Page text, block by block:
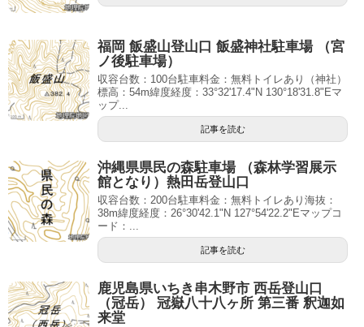
福岡 飯盛山登山口 飯盛神社駐車場 （宮
ノ後駐車場）
収容台数：100台駐車料金：無料トイレあり（神社）
標高：54m緯度経度：33°32'17.4"N 130°18'31.8"Eマ
ップ...
記事を読む
沖縄県県民の森駐車場 （森林学習展示
館となり）熱田岳登山口
収容台数：200台駐車料金：無料トイレあり海抜：
38m緯度経度：26°30'42.1"N 127°54'22.2"Eマップコ
ード：...
記事を読む
鹿児島県いちき串木野市 西岳登山口
（冠岳） 冠嶽八十八ヶ所 第三番 釈迦如
来堂